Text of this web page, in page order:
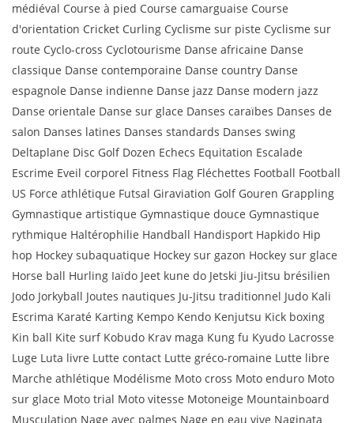
médiéval Course à pied Course camarguaise Course
d'orientation Cricket Curling Cyclisme sur piste Cyclisme sur
route Cyclo-cross Cyclotourisme Danse africaine Danse
classique Danse contemporaine Danse country Danse
espagnole Danse indienne Danse jazz Danse modern jazz
Danse orientale Danse sur glace Danses caraïbes Danses de
salon Danses latines Danses standards Danses swing
Deltaplane Disc Golf Dozen Echecs Equitation Escalade
Escrime Eveil corporel Fitness Flag Fléchettes Football Football
US Force athlétique Futsal Giraviation Golf Gouren Grappling
Gymnastique artistique Gymnastique douce Gymnastique
rythmique Haltérophilie Handball Handisport Hapkido Hip
hop Hockey subaquatique Hockey sur gazon Hockey sur glace
Horse ball Hurling Iaïdo Jeet kune do Jetski Jiu-Jitsu brésilien
Jodo Jorkyball Joutes nautiques Ju-Jitsu traditionnel Judo Kali
Escrima Karaté Karting Kempo Kendo Kenjutsu Kick boxing
Kin ball Kite surf Kobudo Krav maga Kung fu Kyudo Lacrosse
Luge Luta livre Lutte contact Lutte gréco-romaine Lutte libre
Marche athlétique Modélisme Moto cross Moto enduro Moto
sur glace Moto trial Moto vitesse Motoneige Mountainboard
Musculation Nage avec palmes Nage en eau vive Naginata